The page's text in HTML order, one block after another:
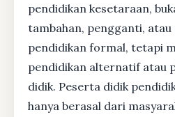
pendidikan kesetaraan,
tambahan, pengganti, atau
pendidikan formal, tetapi
pendidikan alternatif atau
didik. Peserta didik
hanya berasal dari